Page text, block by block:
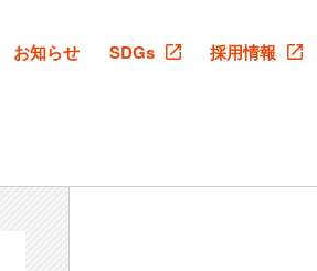
お知らせ SDGs 採用情報